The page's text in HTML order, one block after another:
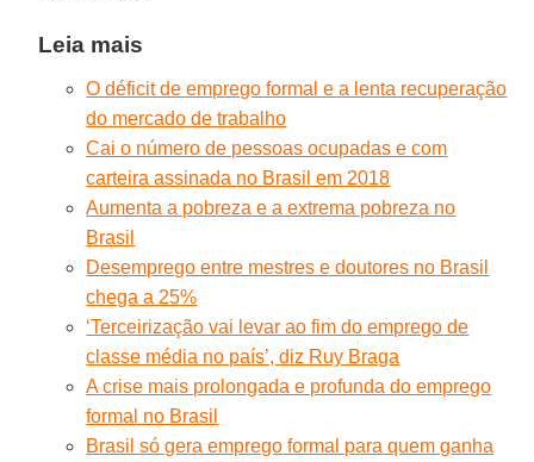
Leia mais
O déficit de emprego formal e a lenta recuperação
do mercado de trabalho
Cai o número de pessoas ocupadas e com
carteira assinada no Brasil em 2018
Aumenta a pobreza e a extrema pobreza no
Brasil
Desemprego entre mestres e doutores no Brasil
chega a 25%
‘Terceirização vai levar ao fim do emprego de
classe média no país’, diz Ruy Braga
A crise mais prolongada e profunda do emprego
formal no Brasil
Brasil só gera emprego formal para quem ganha